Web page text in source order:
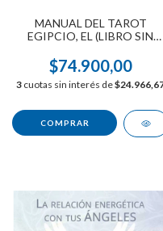
MANUAL DEL TAROT
EGIPCIO, EL (LIBRO SIN
$74.900,00
3 cuotas sin interés de